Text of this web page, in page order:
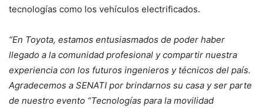
tecnologías como los vehículos electrificados.
“En Toyota, estamos entusiasmados de poder haber
llegado a la comunidad profesional y compartir nuestra
experiencia con los futuros ingenieros y técnicos del país.
Agradecemos a SENATI por brindarnos su casa y ser parte
de nuestro evento “Tecnologías para la movilidad